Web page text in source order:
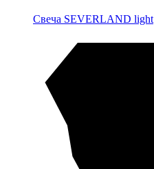
Свеча SEVERLAND light